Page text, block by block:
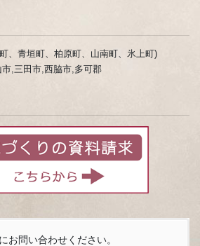
、青垣町、柏原町、山南町、氷上町)
,三田市,西脇市,多可郡
お問い合わせください。